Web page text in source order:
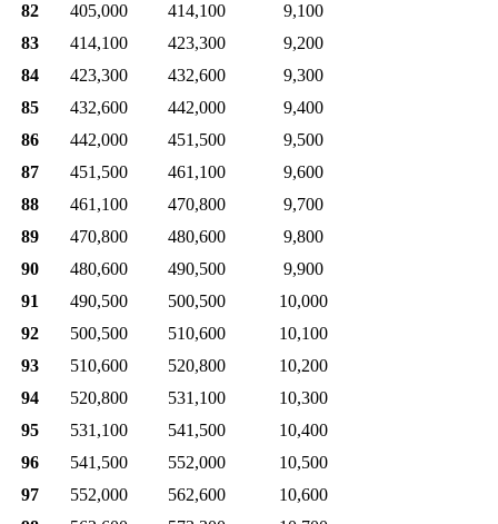
82
405,000 414,100
9,100
83
414,100 423,300
9,200
84
423,300 432,600
9,300
85
432,600 442,000
9,400
86
442,000 451,500
9,500
87
451,500 461,100
9,600
88
461,100 470,800
9,700
89
470,800 480,600
9,800
90
480,600 490,500
9,900
91
490,500 500,500
10,000
92
500,500 510,600
10,100
93
510,600 520,800
10,200
94
520,800 531,100
10,300
95
531,100 541,500
10,400
96
541,500 552,000
10,500
97
552,000 562,600
10,600